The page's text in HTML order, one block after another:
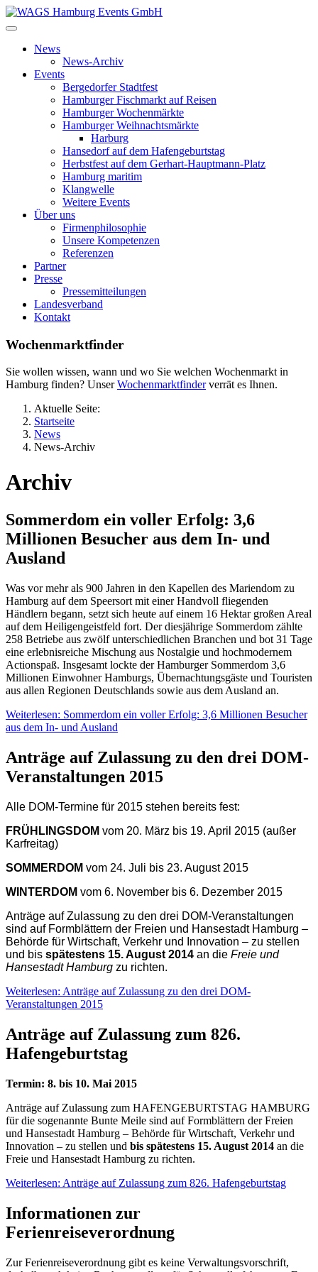
News
News-Archiv
Events
Bergedorfer Stadtfest
Hamburger Fischmarkt auf Reisen
Hamburger Wochenmärkte
Hamburger Weihnachtsmärkte
Harburg
Hansedorf auf dem Hafengeburtstag
Herbstfest auf dem Gerhart-Hauptmann-Platz
Hamburg maritim
Klangwelle
Weitere Events
Über uns
Firmenphilosophie
Unsere Kompetenzen
Referenzen
Partner
Presse
Pressemitteilungen
Landesverband
Kontakt
Wochenmarktfinder
Sie wollen wissen, wann und wo Sie welchen Wochenmarkt in
Hamburg finden? UnserWochenmarktfinderverrät es Ihnen.
Aktuelle Seite:
Startseite
News
News-Archiv
Archiv
Sommerdom ein voller Erfolg: 3,6
Millionen Besucher aus dem In- und
Ausland
Was vor mehr als 900 Jahren in den Kapellen des Mariendom zu
Hamburg auf dem Speersort mit einer Handvoll fliegenden
Händlern begann, setzt sich heute auf einem 16 Hektar großen Areal
auf dem Heiligengeistfeld fort. Der diesjährige Sommerdom zählte
258 Betriebe aus zwölf unterschiedlichen Branchen und bot 31 Tage
eine erlebnisreiche Mischung aus Nostalgie und hochmodernem
Actionspaß. Insgesamt lockte der Hamburger Sommerdom 3,6
Millionen Einwohner Hamburgs, Übernachtungsgäste und Touristen
aus allen Regionen Deutschlands sowie aus dem Ausland an.
Weiterlesen: Sommerdom ein voller Erfolg: 3,6 Millionen Besucher
aus dem In- und Ausland
Anträge auf Zulassung zu den drei DOM-
Veranstaltungen 2015
A lle DOM-Termine für 2015 stehen bereits fest:
FRÜHLINGSDOM vom 20. März bis 19. April 2015 (außer
Karfreitag)
SOMMERDOM vom 24. Juli bis 23. August 2015
WINTERDOM vom 6. November bis 6. Dezember 2015
Anträge auf Zulassung zu den drei DOM-Veranstaltungen
sind auf Formblättern der Freien und Hansestadt Hamburg –
Behörde für Wirtschaft, Verkehr und Innovation – zu stellen
und bis spätestens 15. August 2014 an die Freie und
Hansestadt Hamburg zu richten.
Weiterlesen: Anträge auf Zulassung zu den drei DOM-
Veranstaltungen 2015
Anträge auf Zulassung zum 826.
Hafengeburtstag
Termin: 8. bis 10. Mai 2015
Anträge auf Zulassung zum HAFENGEBURTSTAG HAMBURG
für die sogenannte Bunte Meile sind auf Formblättern der Freien
und Hansestadt Hamburg – Behörde für Wirtschaft, Verkehr und
Innovation – zu stellen und bis spätestens 15. August 2014 an die
Freie und Hansestadt Hamburg zu richten.
Weiterlesen: Anträge auf Zulassung zum 826. Hafengeburtstag
Informationen zur
Ferienreiseverordnung
Zur Ferienreiseverordnung gibt es keine Verwaltungsvorschrift,